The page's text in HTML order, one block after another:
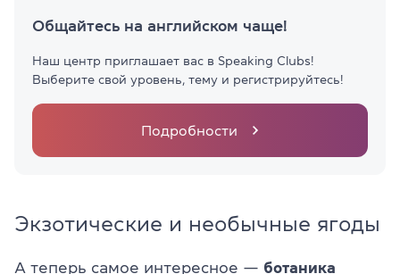
Общайтесь на английском чаще!
Наш центр приглашает вас в Speaking Clubs!
Выберите свой уровень, тему и регистрируйтесь!
Подробности
Экзотические и необычные ягоды
А теперь самое интересное — ботаника